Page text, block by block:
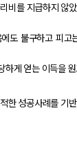
팀소개
팀소개
대륜의 강점
오시는 길
객의 소리
비를 지급하지 않
도 불구하고 피고
게 얻는 이득을
한 성공사례를 기